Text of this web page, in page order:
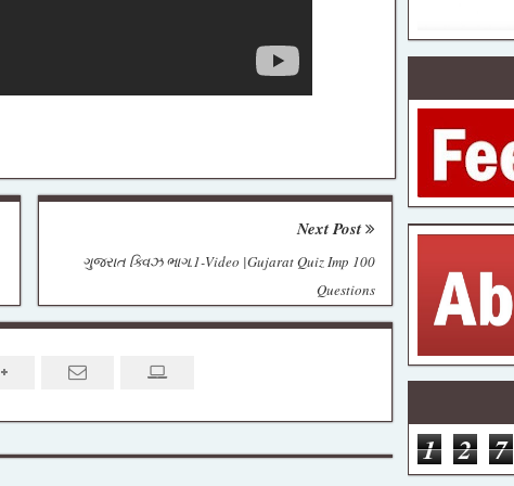
Next Post
ગુજરાત ક્વિઝ ભાગ.1-Video |Gujarat Quiz Imp 100
Questions
1 2 7